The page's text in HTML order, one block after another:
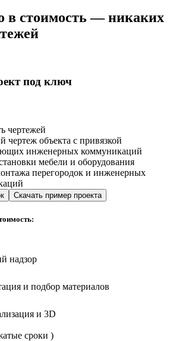
в стоимость — никаких
под ключ
чертежей
чертеж объекта с привязкой
инженерных коммуникаций
мебели и оборудования
перегородок и инженерных
Скачать пример проекта
надзор
и подбор материалов
и 3D
сроки )